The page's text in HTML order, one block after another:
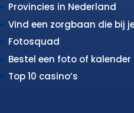
Provincies in Nederland
Vind een zorgbaan die bij
Fotosquad
Bestel een foto of kalender
Top 10 casino’s